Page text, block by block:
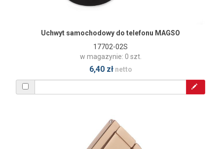
Uchwyt samochodowy do telefonu MAGSO
17702-02S
w magazynie: 0 szt.
6,40 złnetto